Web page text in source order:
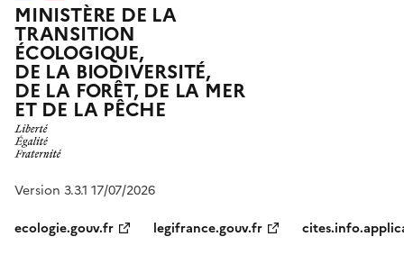
MINISTÈRE DE LA
TRANSITION
ÉCOLOGIQUE,
DE LA BIODIVERSITÉ,
DE LA FORÊT, DE LA MER
ET DE LA PÊCHE
Version 3.3.1 17/07/2026
ecologie.gouv.fr
legifrance.gouv.fr